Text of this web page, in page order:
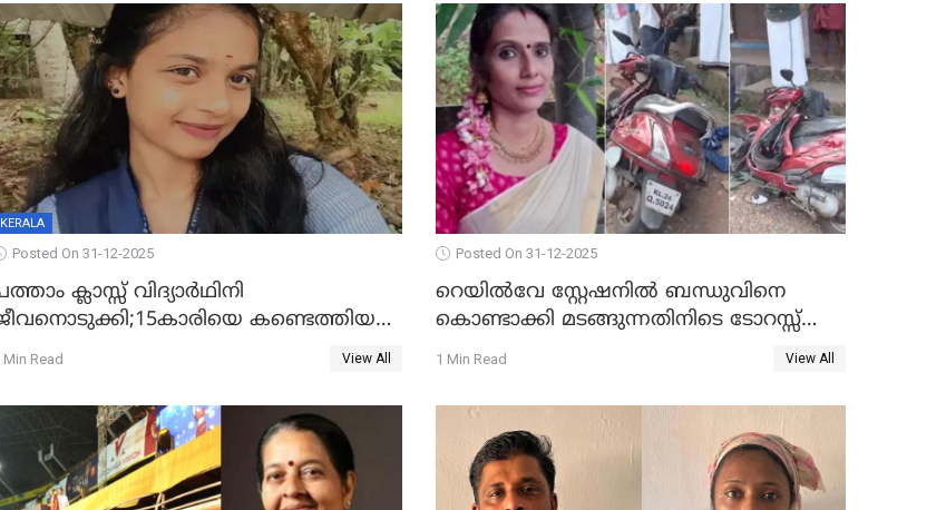
KERALA
Posted On 31-12-2025
ക്ലാസ്സ് വിദ്യാര്‍ഥിനി
കണ്ടെത്തിയത്
തൂങ്ങി മരിച്ച നിലയിൽ
Min Read View All
Posted On 31-12-2025
റെയിൽവേ സ്റ്റേഷനിൽ ബന്ധുവിനെ
കൊണ്ടാക്കി മടങ്ങുന്നതിനിടെ ടോറസ്സ്
ലോറി സ്കൂട്ടറിൽ ഇടിച്ചു : യുവതിക്ക്
1 Min Read View All